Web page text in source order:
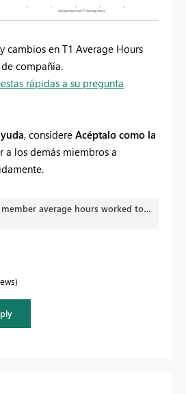
cambios en T1 Average Hours
compañía.
rápidas a su pregunta
, considere Acéptalo como la
a los demás miembros a
visual to compare member average hours worked to team average.pbix